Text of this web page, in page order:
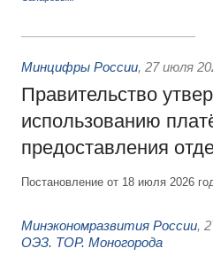
Минцифры России, 27 июля
Правительство
использованию
предоставления
Постановление от 18 июля 2026
Минэкономразвития России,
ОЭЗ. ТОР. Моногорода